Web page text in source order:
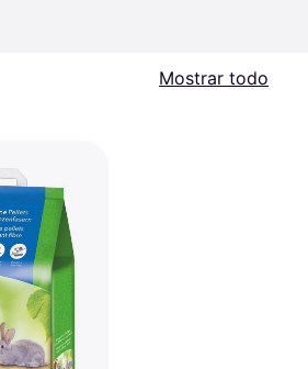
Mostrar todo